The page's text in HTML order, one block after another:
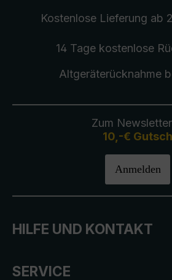
Kostenlose Lieferung ab
14 Tage kostenlose
Altgeräterücknahme
Zum
10,-€
Anmelden
HILFE UND KONTAKT
SERVICE